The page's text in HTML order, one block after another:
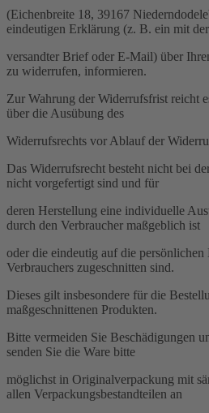
(Eichenbreite 18, 39167
eindeutigen Erklärung (z. B. ein mit
versandter Brief oder E-Mail) über
zu widerrufen, informieren.
Zur Wahrung der Widerrufsfrist reicht
über die Ausübung des
Widerrufsrechts vor Ablauf der
Das Widerrufsrecht besteht nicht bei
nicht vorgefertigt sind und für
deren Herstellung eine individuelle
durch den Verbraucher maßgeblich ist
oder die eindeutig auf die persönlichen
Verbrauchers zugeschnitten sind.
Dieses gilt insbesondere für die
maßgeschnittenen Produkten.
Bitte vermeiden Sie Beschädigungen
senden Sie die Ware bitte
möglichst in Originalverpackung mit
allen Verpackungsbestandteilen an